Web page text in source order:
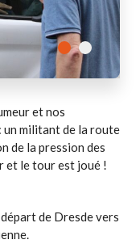
et nos
un militant de la route
de la pression des
et le tour est joué !
de Dresde vers